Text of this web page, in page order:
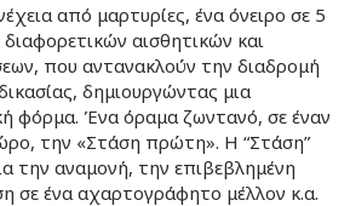
από μαρτυρίες, ένα όνειρο σε 5
αισθητικών και
που αντανακλούν την διαδρομή
δημιουργώντας μια
φόρμα. Ένα όραμα ζωντανό, σε έναν
την «Στάση πρώτη». Η “Στάση”
την αναμονή, την επιβεβλημένη
σε ένα αχαρτογράφητο μέλλον κ.α.